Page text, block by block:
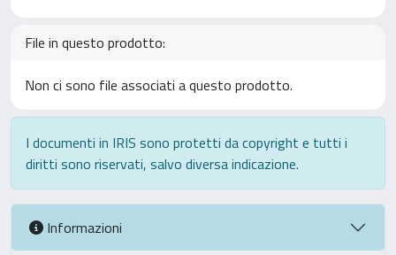
File in questo prodotto:
Non ci sono file associati a questo prodotto.
I documenti in IRIS sono protetti da copyright e tutti i
diritti sono riservati, salvo diversa indicazione.
Informazioni